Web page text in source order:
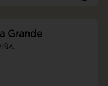
Grande